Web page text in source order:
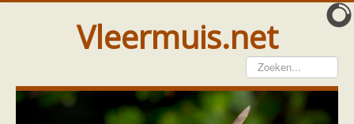
Vleermuis.net